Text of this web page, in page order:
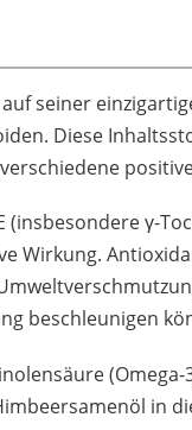
seiner
Diese
(insbesondere γ-
Wirkung.
beschleunigen
in